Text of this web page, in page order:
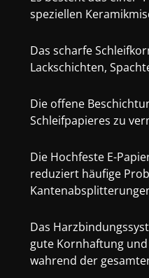
speziellen
Das scharfe
Lackschichten,
Die offene
Schleifpapieres zu
Die Hochfeste E-
reduziert häufige
Das
gute Kornhaftung
wahrend der